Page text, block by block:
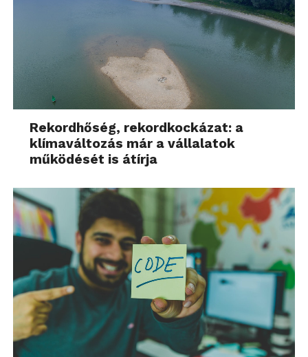
Rekordhőség, rekordkockázat: a
klímaváltozás már a vállalatok
működését is átírja